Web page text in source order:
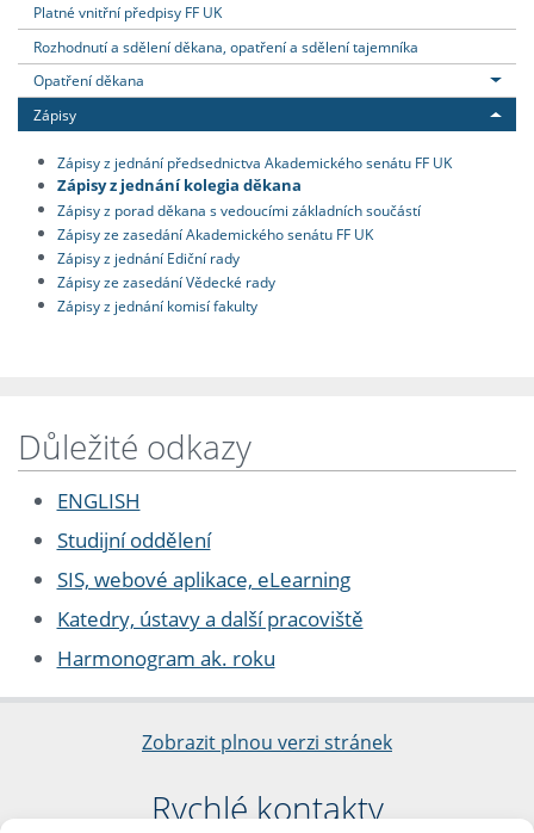
Platné vnitřní předpisy FF UK
Rozhodnutí a sdělení děkana, opatření a sdělení tajemníka
Opatření děkana
Zápisy
Zápisy z jednání předsednictva Akademického senátu FF UK
Zápisy z jednání kolegia děkana
Zápisy z porad děkana s vedoucími základních součástí
Zápisy ze zasedání Akademického senátu FF UK
Zápisy z jednání Ediční rady
Zápisy ze zasedání Vědecké rady
Zápisy z jednání komisí fakulty
Důležité odkazy
ENGLISH
Studijní oddělení
SIS, webové aplikace, eLearning
Katedry, ústavy a další pracoviště
Harmonogram ak. roku
Zobrazit plnou verzi stránek
Rychlé kontakty